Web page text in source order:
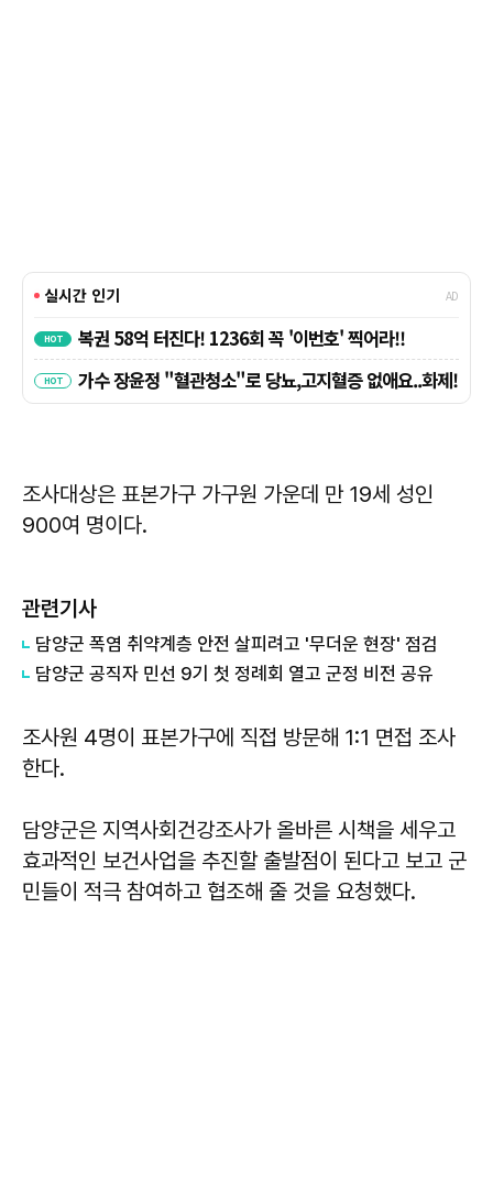
조사대상은 표본가구 가구원 가운데 만 19세 성인
900여 명이다.
관련기사
담양군 폭염 취약계층 안전 살피려고 '무더운 현장' 점검
담양군 공직자 민선 9기 첫 정례회 열고 군정 비전 공유
조사원 4명이 표본가구에 직접 방문해 1:1 면접 조사
한다.
담양군은 지역사회건강조사가 올바른 시책을 세우고
효과적인 보건사업을 추진할 출발점이 된다고 보고 군
민들이 적극 참여하고 협조해 줄 것을 요청했다.